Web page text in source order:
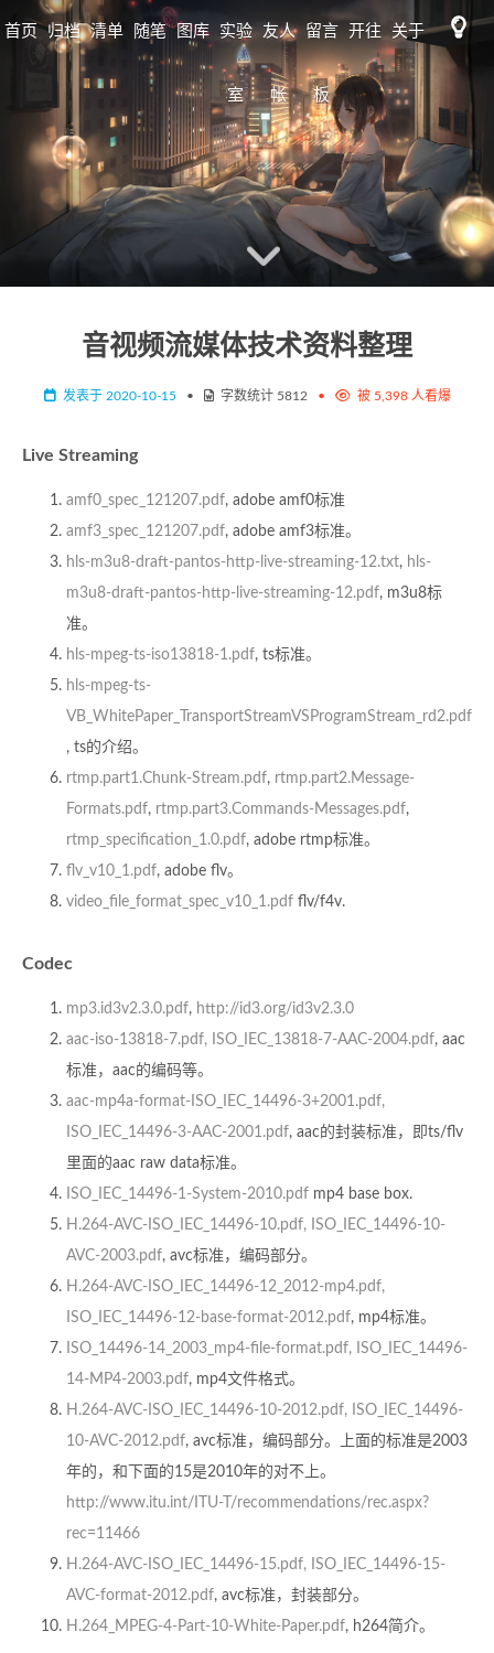
首页 归档 清单
标签
歌单
书单
随笔 图库 实验
室
图床
监控
友人
帐
留言
板
开往 关于
日志
MAP
RSS
音视频流媒体技术资料整理
发表于 2020-10-15 • 字数统计 5812 • 被 5,398 人看爆
Live Streaming
amf0_spec_121207.pdf, adobe amf0标准
amf3_spec_121207.pdf, adobe amf3标准。
hls-m3u8-draft-pantos-http-live-streaming-12.txt, hls-
m3u8-draft-pantos-http-live-streaming-12.pdf, m3u8标
准。
hls-mpeg-ts-iso13818-1.pdf, ts标准。
hls-mpeg-ts-
VB_WhitePaper_TransportStreamVSProgramStream_rd2.pdf
, ts的介绍。
rtmp.part1.Chunk-Stream.pdf, rtmp.part2.Message-
Formats.pdf, rtmp.part3.Commands-Messages.pdf,
rtmp_specification_1.0.pdf, adobe rtmp标准。
flv_v10_1.pdf, adobe flv。
video_file_format_spec_v10_1.pdf flv/f4v.
Codec
mp3.id3v2.3.0.pdf, http://id3.org/id3v2.3.0
aac-iso-13818-7.pdf, ISO_IEC_13818-7-AAC-2004.pdf, aac
标准，aac的编码等。
aac-mp4a-format-ISO_IEC_14496-3+2001.pdf,
ISO_IEC_14496-3-AAC-2001.pdf, aac的封装标准，即ts/flv
里面的aac raw data标准。
ISO_IEC_14496-1-System-2010.pdf mp4 base box.
H.264-AVC-ISO_IEC_14496-10.pdf, ISO_IEC_14496-10-
AVC-2003.pdf, avc标准，编码部分。
H.264-AVC-ISO_IEC_14496-12_2012-mp4.pdf,
ISO_IEC_14496-12-base-format-2012.pdf, mp4标准。
ISO_14496-14_2003_mp4-file-format.pdf, ISO_IEC_14496-
14-MP4-2003.pdf, mp4文件格式。
H.264-AVC-ISO_IEC_14496-10-2012.pdf, ISO_IEC_14496-
10-AVC-2012.pdf, avc标准，编码部分。上面的标准是2003
年的，和下面的15是2010年的对不上。
http://www.itu.int/ITU-T/recommendations/rec.aspx?
rec=11466
H.264-AVC-ISO_IEC_14496-15.pdf, ISO_IEC_14496-15-
AVC-format-2012.pdf, avc标准，封装部分。
H.264_MPEG-4-Part-10-White-Paper.pdf, h264简介。